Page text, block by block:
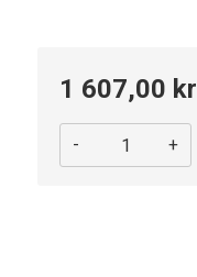
1 607,00 kr
- +